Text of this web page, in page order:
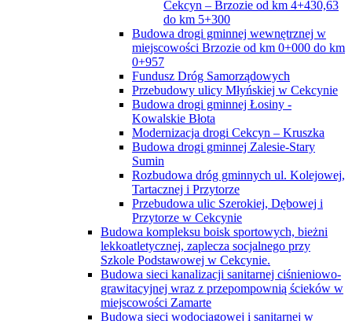
Cekcyn – Brzozie od km 4+430,63
do km 5+300
Budowa drogi gminnej wewnętrznej w
miejscowości Brzozie od km 0+000 do km
0+957
Fundusz Dróg Samorządowych
Przebudowy ulicy Młyńskiej w Cekcynie
Budowa drogi gminnej Łosiny -
Kowalskie Błota
Modernizacja drogi Cekcyn – Kruszka
Budowa drogi gminnej Zalesie-Stary
Sumin
Rozbudowa dróg gminnych ul. Kolejowej,
Tartacznej i Przytorze
Przebudowa ulic Szerokiej, Dębowej i
Przytorze w Cekcynie
Budowa kompleksu boisk sportowych, bieżni
lekkoatletycznej, zaplecza socjalnego przy
Szkole Podstawowej w Cekcynie.
Budowa sieci kanalizacji sanitarnej ciśnieniowo-
grawitacyjnej wraz z przepompownią ścieków w
miejscowości Zamarte
Budowa sieci wodociągowej i sanitarnej w